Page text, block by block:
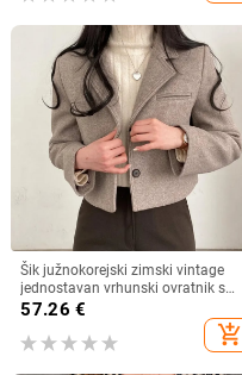
Šik južnokorejski zimski vintage
jednostavan vrhunski ovratnik s
jednim redom zadebljanog kratkog
57.26 €
add_shopping_cart